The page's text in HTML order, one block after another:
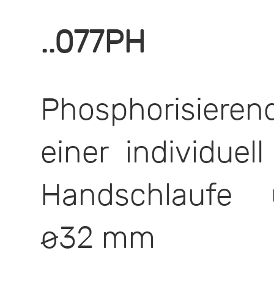
..077PH
einer
Handschlaufe
ø32 mm